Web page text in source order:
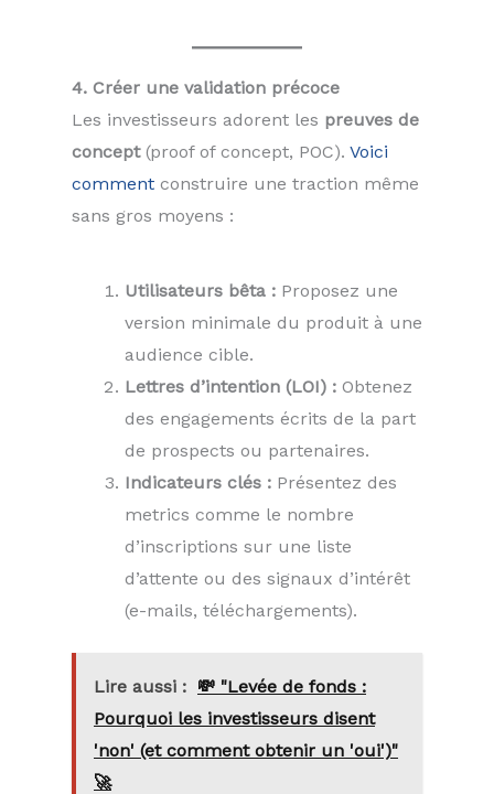
4. Créer une validation précoce
Les investisseurs adorent les preuves de
concept(proof of concept, POC). Voici
comment construire une traction même
sans gros moyens :
Utilisateurs bêta : Proposez une
version minimale du produit à une
audience cible.
Lettres d’intention (LOI) : Obtenez
des engagements écrits de la part
de prospects ou partenaires.
Indicateurs clés : Présentez des
metrics comme le nombre
d’inscriptions sur une liste
d’attente ou des signaux d’intérêt
(e-mails, téléchargements).
Lire aussi : 💸 "Levée de fonds :
Pourquoi les investisseurs disent
'non' (et comment obtenir un 'oui')"
🚀